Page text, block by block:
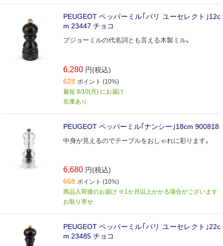
PEUGEOT ペッパーミル｢パリ ユーセレクト｣12c
m 23447 チョコ
プジョーミルの代名詞とも言える木製ミル｡
6,280 円(税込)
628 ポイント (10%)
最短 8/10(月) にお届け
在庫あり
PEUGEOT ペッパーミル｢ナンシー｣18cm 900818
中身が見えるのでテーブルをおしゃれに彩ります｡
6,680 円(税込)
668 ポイント (10%)
商品入荷後のお届け ※1か月以上かかる場合がございます
お取り寄せ
PEUGEOT ペッパーミル｢パリ ユーセレクト｣22c
m 23485 チョコ